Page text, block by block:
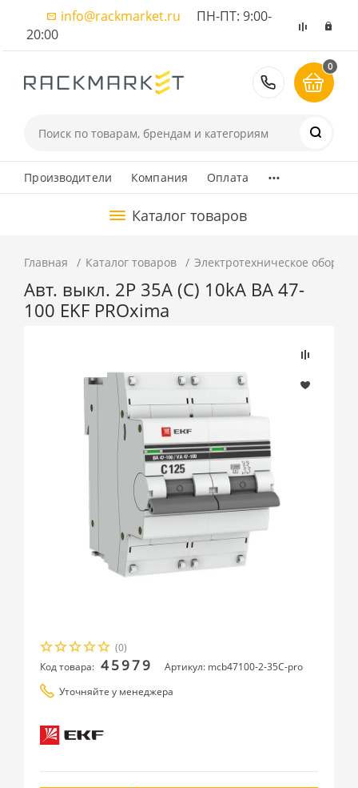
info@rackmarket.ru ПН-ПТ: 9:00-
20:00
8 (495)
0
Производители Компания Оплата ...
Каталог товаров
Главная Каталог товаров Электротехническое
Авт. выкл. 2P 35А (C) 10kA ВА 47-
100 EKF PROxima
(0)
Код товара: 45979
Артикул: mcb47100-2-35C-pro
Уточняйте у менеджера